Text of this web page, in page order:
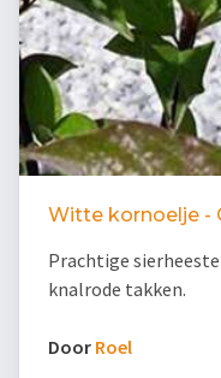
Witte kornoelje -
Prachtige
knalrode takken.
Door Roel